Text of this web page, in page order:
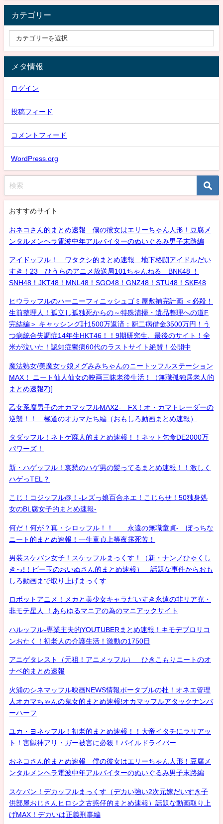
カテゴリー
メタ情報
ログイン
投稿フィード
コメントフィード
WordPress.org
おすすめサイト
おネコさん的まとめ速報 僕の彼女はエリーちゃん人形！豆腐メ
ンタルメンヘラ電波中年アルバイターのぬいぐるみ男子末路編
アイドッフル！ ワタクシ的まとめ速報 地下格闘アイドルだい
すき！23 ひうらのアニメ放送局101ちゃんねる BNK48 ！
SNH48！JKT48！MNL48！SGO48！GNZ48！STU48！SKE48
ヒウラッフルのハーニーフィニッシュゴミ屋敷補完計画 ＜必殺！
生前整理人！孤立し孤独死からの～特殊清掃・遺品整理への道F
完結編＞ キャッシング計1500万返済：厨二病借金3500万円！う
つ病統合失調症14年生HKT46！！9期研究生、最後のサイト！全
米が泣いた！認知症鬱病60代のラストサイト絶賛！公開中
魔法熟女/美魔女ッ娘メグみみちゃんのニートッフルステーション
MAX！ ニート仙人仙女の映画三昧老後生活！（無職孤独居老人的
まとめ速報Z)]
乙女系腐男子のオカマッフルMAX2- FX！オ・カマトレーダーの
逆襲！！ 極道のオカマたち編（おもしろ動画まとめ速報）
タダッフル！ネトゲ廃人的まとめ速報！！ネット乞食DE2000万
パワーズ！
新・ハゲッフル！哀愁のハゲ男の髪ってるまとめ速報！！激しく
ハゲっTEL？
こじ！コジッフル@！-レズっ娘百合ネエ！こじらせ！50独身処
女のBL腐女子的まとめ速報-
何だ！何が？真・シロッフル！！ 永遠の無職童貞- ぼっちな
ニート的まとめ速報！一生童貞上等夜露死苦！
男装スケバン女子！スケッフルまっくす！（新・ナンノひゃくし
きっ!！ビー玉のおいぬさん的まとめ速報） 話題な事件からおも
しろ動画まで取り上げまっくす
ロボットアニメ！メカと美少女キャラだいすき永遠の非リア充・
非モテ星人 ！あらゆるマニアの為のマニアックサイト
ハルッフル-専業主夫的YOUTUBERまとめ速報！キモデブロリコ
ンおたく！初老人の介護生活！激動の1750日
アニゲタレスト（元祖！アニメッフル） ひきこもりニートのオ
ナベ的まとめ速報
火浦のシネマッフル映画NEWS情報ポータブルの杜！オネエ管理
人オカマちゃんの鬼女的まとめ速報!オカマッフルアタックナンバ
ーハーフ
ユカ・ヨネッフル！初老的まとめ速報！！大帝イタチにラリアッ
ト！害獣神アリ・ガー被害に必殺！パイルドライバー
おネコさん的まとめ速報 僕の彼女はエリーちゃん人形！豆腐メ
ンタルメンヘラ電波中年アルバイターのぬいぐるみ男子末路編
スケバン！デカッフルまっくす（デカい強い2次元嫁だいすき子
供部屋おじさんヒロシ之古惑仔的まとめ速報）話題な動画取り上
げMAX！デカいは正義刑事編